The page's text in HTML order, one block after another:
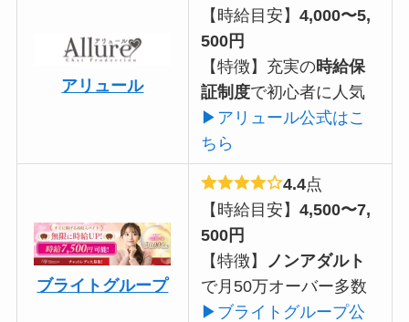
アリュール
【時給目安】4,000〜5,
500円
【特徴】充実の時給保
証制度で初心者に人気
▶アリュール公式はこ
ちら
ブライトグループ
4.4点
【時給目安】4,500〜7,
500円
【特徴】
ノンアダルト
で月50万オーバー多数
▶ブライトグループ公